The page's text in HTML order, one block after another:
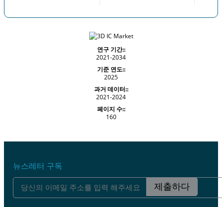
연구 기간::
2021-2034
기준 연도::
2025
과거 데이터::
2021-2024
페이지 수::
160
뉴스레터 구독
제출하다